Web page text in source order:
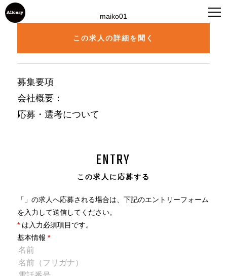
maiko01
この求人の詳細を聞く
募集要項
会社概要：
応募・選考について
ENTRY
この求人に応募する
「 」の求人へ応募される場合は、下記のエントリーフォーム
を入力して送信してください。
*は入力必須項目です。
基本情報 *